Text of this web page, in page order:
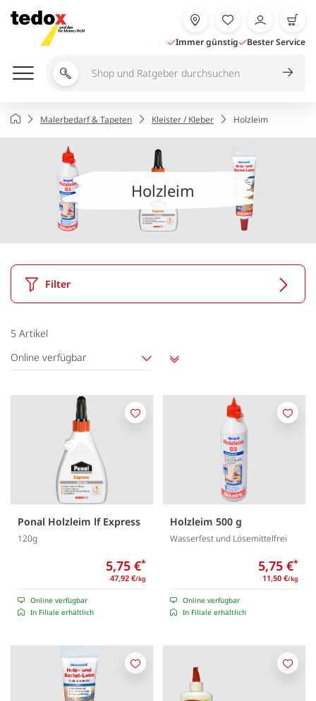
Inhalt
springen
Immer günstig Bester Service
Shop
durchsuchen
StartseiteMalerbedarf & Tapeten Kleister / Kleber Holzleim
Holzleim
Filter
5 Artikel
Online verfügbar
Ponal Holzleim lf Express
120g
5,75 €*
47,92 €/kg
Online verfügbar
In Filiale erhältlich
Merken
Holzleim 500 g
Wasserfest und Lösemittelfrei
5,75 €*
11,50 €/kg
Online verfügbar
In Filiale erhältlich
Merken